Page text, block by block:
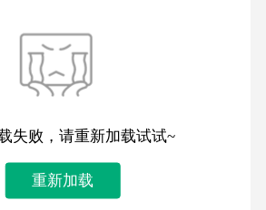
失败，请重新加载试试~
重新加载